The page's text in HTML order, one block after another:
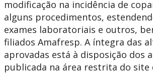
modificação na incidência de
alguns procedimentos,
exames laboratoriais e outros,
filiados Amafresp. A íntegra das
aprovadas está à disposição dos
publicada na área restrita do site